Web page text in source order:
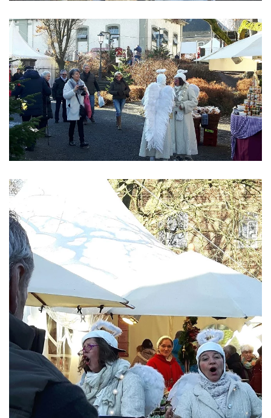
ansehen
ansehen